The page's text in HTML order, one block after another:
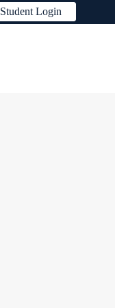
Student Login